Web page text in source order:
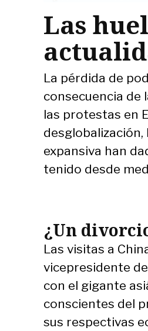
Las
La pérdida de
consecuencia de
las protestas en
expansiva han
tenido desde
¿Un
Las visitas a
vicepresidente
con el gigante
conscientes del
sus respectivas